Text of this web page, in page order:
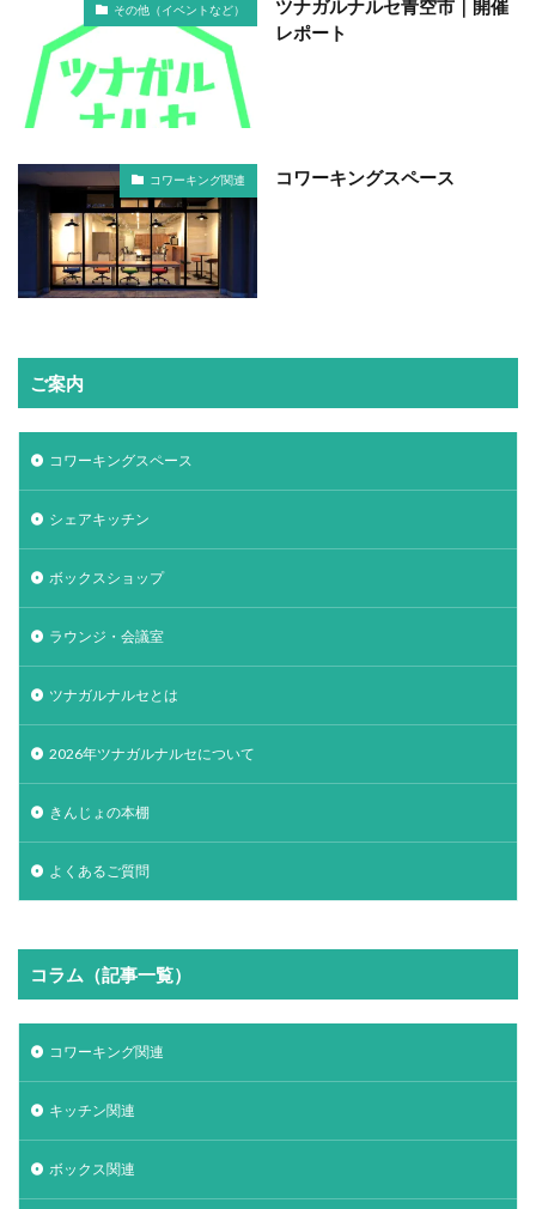
その他（イベントなど）
ツナガルナルセ青空市｜開催
レポート
コワーキング関連 コワーキングスペース
ご案内
コワーキングスペース
シェアキッチン
ボックスショップ
ラウンジ・会議室
ツナガルナルセとは
2026年ツナガルナルセについて
きんじょの本棚
よくあるご質問
コラム（記事一覧）
コワーキング関連
キッチン関連
ボックス関連